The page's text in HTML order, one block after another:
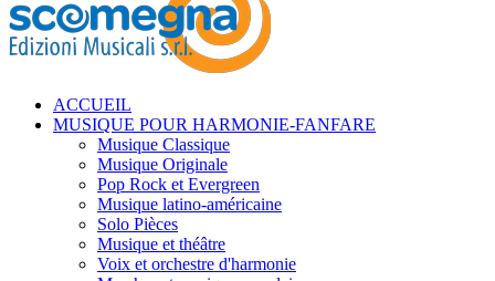
ACCUEIL
MUSIQUE POUR HARMONIE-FANFARE
Musique Classique
Musique Originale
Pop Rock et Evergreen
Musique latino-américaine
Solo Pièces
Musique et théâtre
Voix et orchestre d'harmonie